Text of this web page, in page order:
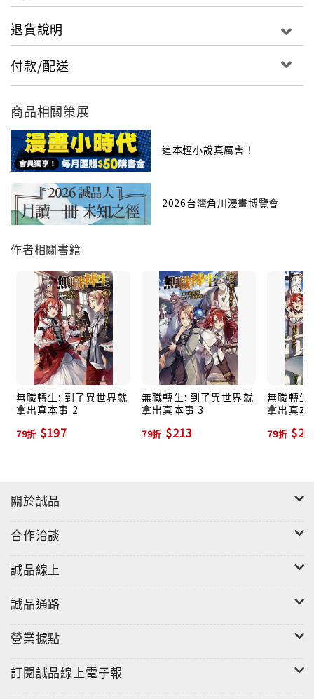
撰文｜迷誠品內容中心
回頭看看今年自己手上的動畫清單，編輯精選了10部
2023動畫推薦，在這個充滿挑戰與紛擾的日常中，藉由
動畫的溫柔懷抱，讓2023年的自己更有動力向前行，迎
☞點此進入迷誠品閱讀文章
退貨說明
付款/配送
商品相關策展
這本輕小說真厲害！
2026台灣角川漫畫博覽會
作者相關書籍
無職轉生: 到了異世界就
拿出真本事 2
79折 $197
無職轉生: 到了異世界就
拿出真本事 3
79折 $213
無職轉生
拿出真本
79折
關於誠品
合作洽談
誠品線上
誠品通路
營業據點
訂閱誠品線上電子報